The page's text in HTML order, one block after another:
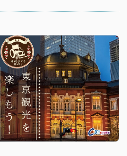
新着情報